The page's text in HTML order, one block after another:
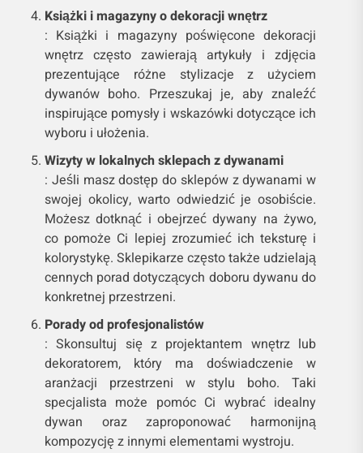
Książki i magazyny o dekoracji wnętrz
: Książki i magazyny poświęcone dekoracji
wnętrz często zawierają artykuły i zdjęcia
prezentujące różne stylizacje z użyciem
dywanów boho. Przeszukaj je, aby znaleźć
inspirujące pomysły i wskazówki dotyczące ich
wyboru i ułożenia.
Wizyty w lokalnych sklepach z dywanami
: Jeśli masz dostęp do sklepów z dywanami w
swojej okolicy, warto odwiedzić je osobiście.
Możesz dotknąć i obejrzeć dywany na żywo,
co pomoże Ci lepiej zrozumieć ich teksturę i
kolorystykę. Sklepikarze często także udzielają
cennych porad dotyczących doboru dywanu do
konkretnej przestrzeni.
Porady od profesjonalistów
: Skonsultuj się z projektantem wnętrz lub
dekoratorem, który ma doświadczenie w
aranżacji przestrzeni w stylu boho. Taki
specjalista może pomóc Ci wybrać idealny
dywan oraz zaproponować harmonijną
kompozycję z innymi elementami wystroju.